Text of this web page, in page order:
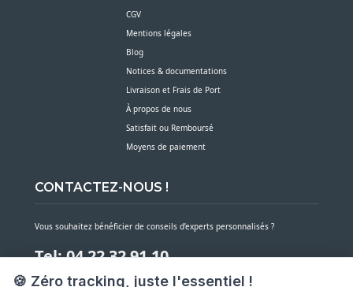
🍪 Zéro tracking, juste l'essentiel !
CGV
Mentions légales
Blog
Notices & documentations
Livraison et Frais de Port
À propos de nous
Satisfait ou Remboursé
Moyens de paiement
CONTACTEZ-NOUS !
Vous souhaitez bénéficier de conseils d’experts personnalisés ?
Tel: 04 22 32 91 10